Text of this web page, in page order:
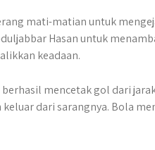
mati-matian untuk
Hasan untuk
keadaan.
mencetak gol dari
dari sarangnya. Bola